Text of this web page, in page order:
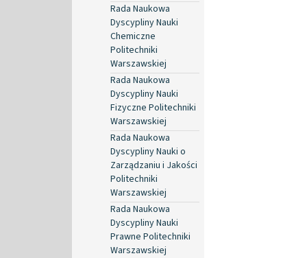
Rada Naukowa
Dyscypliny Nauki
Chemiczne
Politechniki
Warszawskiej
Rada Naukowa
Dyscypliny Nauki
Fizyczne Politechniki
Warszawskiej
Rada Naukowa
Dyscypliny Nauki o
Zarządzaniu i Jakości
Politechniki
Warszawskiej
Rada Naukowa
Dyscypliny Nauki
Prawne Politechniki
Warszawskiej